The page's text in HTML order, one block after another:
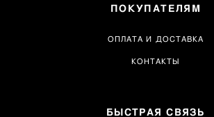
ПОКУПАТЕЛЯМ
ОПЛАТА И ДОСТАВКА
КОНТАКТЫ
БЫСТРАЯ СВЯЗЬ